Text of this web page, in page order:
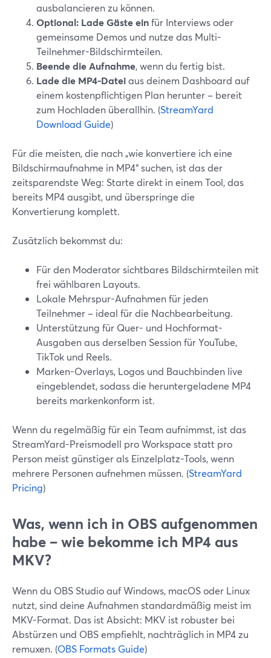
ausbalancieren zu können.
Optional: Lade Gäste einfür Interviews oder
gemeinsame Demos und nutze das Multi-
Teilnehmer-Bildschirmteilen.
Beende die Aufnahme, wenn du fertig bist.
Lade die MP4-Dateiaus deinem Dashboard auf
einem kostenpflichtigen Plan herunter – bereit
zum Hochladen überallhin. (StreamYard
Download Guide)
Für die meisten, die nach „wie konvertiere ich eine
Bildschirmaufnahme in MP4“ suchen, ist das der
zeitsparendste Weg: Starte direkt in einem Tool, das
bereits MP4 ausgibt, und überspringe die
Konvertierung komplett.
Zusätzlich bekommst du:
Für den Moderator sichtbares Bildschirmteilen mit
frei wählbaren Layouts.
Lokale Mehrspur-Aufnahmen für jeden
Teilnehmer – ideal für die Nachbearbeitung.
Unterstützung für Quer- und Hochformat-
Ausgaben aus derselben Session für YouTube,
TikTok und Reels.
Marken-Overlays, Logos und Bauchbinden live
eingeblendet, sodass die heruntergeladene MP4
bereits markenkonform ist.
Wenn du regelmäßig für ein Team aufnimmst, ist das
StreamYard-Preismodell pro Workspace statt pro
Person meist günstiger als Einzelplatz-Tools, wenn
mehrere Personen aufnehmen müssen. (StreamYard
Pricing)
Was, wenn ich in OBS aufgenommen
habe – wie bekomme ich MP4 aus
MKV?
Wenn du OBS Studio auf Windows, macOS oder Linux
nutzt, sind deine Aufnahmen standardmäßig meist im
MKV-Format. Das ist Absicht: MKV ist robuster bei
Abstürzen und OBS empfiehlt, nachträglich in MP4 zu
remuxen. (OBS Formats Guide)